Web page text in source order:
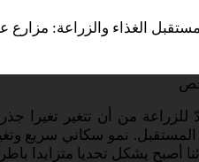
الغذاء والزراعة: مزارع
للزراعة من أن تتغير تغيرا
نمو سكاني سريع
أصبح يشكل تحديا متزايدا